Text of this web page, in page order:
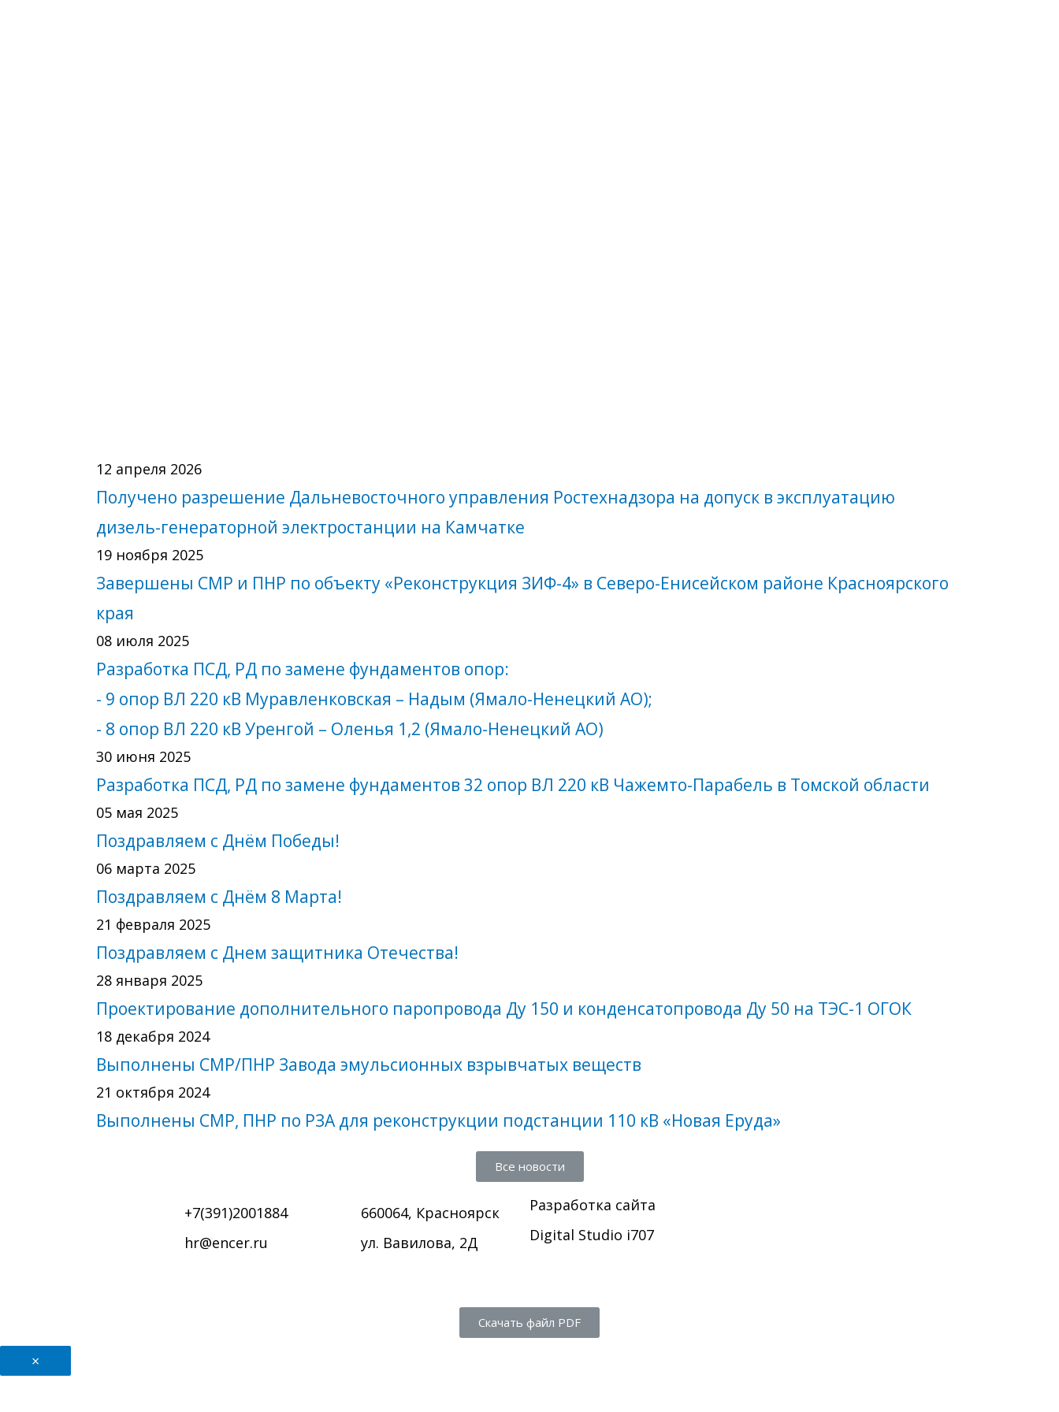
12 апреля 2026
Получено разрешение Дальневосточного управления Ростехнадзора на допуск в эксплуатацию
дизель-генераторной электростанции на Камчатке
19 ноября 2025
Завершены СМР и ПНР по объекту «Реконструкция ЗИФ-4» в Северо-Енисейском районе Красноярского
края
08 июля 2025
Разработка ПСД, РД по замене фундаментов опор:
- 9 опор ВЛ 220 кВ Муравленковская – Надым (Ямало-Ненецкий АО);
- 8 опор ВЛ 220 кВ Уренгой – Оленья 1,2 (Ямало-Ненецкий АО)
30 июня 2025
Разработка ПСД, РД по замене фундаментов 32 опор ВЛ 220 кВ Чажемто-Парабель в Томской области
05 мая 2025
Поздравляем с Днём Победы!
06 марта 2025
Поздравляем с Днём 8 Марта!
21 февраля 2025
Поздравляем с Днем защитника Отечества!
28 января 2025
Проектирование дополнительного паропровода Ду 150 и конденсатопровода Ду 50 на ТЭС-1 ОГОК
18 декабря 2024
Выполнены СМР/ПНР Завода эмульсионных взрывчатых веществ
21 октября 2024
Выполнены СМР, ПНР по РЗА для реконструкции подстанции 110 кВ «Новая Еруда»
Все новости
+7(391)2001884
hr@encer.ru
660064, Красноярск
ул. Вавилова, 2Д
Разработка сайта
Digital Studio i707
Скачать файл PDF
×